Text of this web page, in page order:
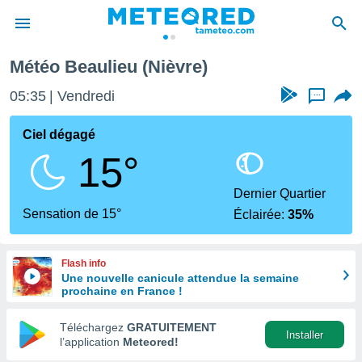
de
en
Météo Beaulieu (Nièvre)
05:35 Vendredi ...
Ciel dégagé
15°
Sensation de 15°
Dernier Quartier
Éclairée:35%
Flash info
Une nouvelle canicule attendue la semaine
prochaine en France !
Téléchargez GRATUITEMENT
l’application Meteored!
Installer